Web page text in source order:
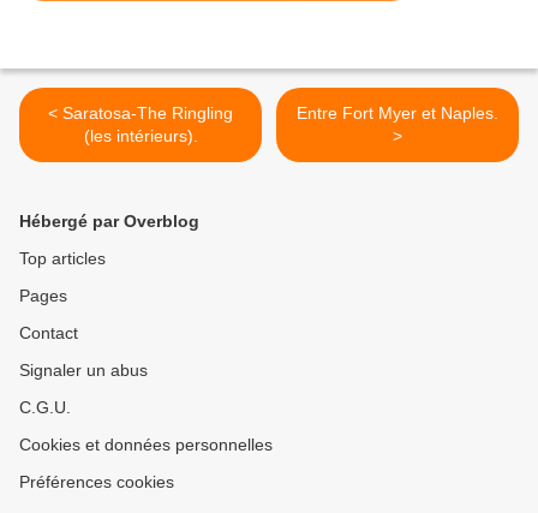
< Saratosa-The Ringling
(les intérieurs).
Entre Fort Myer et Naples.
>
Hébergé par Overblog
Top articles
Pages
Contact
Signaler un abus
C.G.U.
Cookies et données personnelles
Préférences cookies